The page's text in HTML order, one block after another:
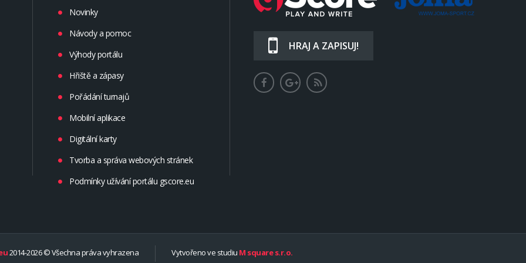
Novinky
Návody a pomoc
Výhody portálu
Hřiště a zápasy
Pořádání turnajů
Mobilní aplikace
Digitální karty
Tvorba a správa webových stránek
Podmínky užívání portálu gscore.eu
HRAJ A ZAPISUJ!
2014-2026 © Všechna práva vyhrazena Vytvořeno ve studiu M square s.r.o.